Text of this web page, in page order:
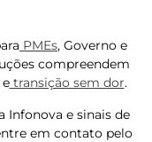
PMEs, Governo e
compreendem
transição sem dor.
Infonova e sinais de
em contato pelo